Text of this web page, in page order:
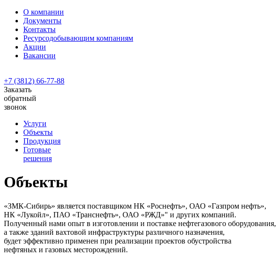
О компании
Документы
Контакты
Ресурсодобывающим компаниям
Акции
Вакансии
+7 (3812) 66-77-88
Заказать
обратный
звонок
Услуги
Объекты
Продукция
Готовые
решения
Объекты
«ЗМК-Сибирь» является поставщиком НК «Роснефть», ОАО «Газпром нефть»,
НК «Лукойл», ПАО «Транснефть», ОАО «РЖД»" и других компаний.
Полученный нами опыт в изготовлении и поставке нефтегазового оборудования,
а также зданий вахтовой инфраструктуры различного назначения,
будет эффективно применен при реализации проектов обустройства
нефтяных и газовых месторождений.